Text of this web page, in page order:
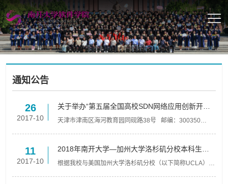
通知公告
26
2017-10
关于举办“第五届全国高校SDN网络应用创新开发
大赛”的通知
天津市津南区海河教育园同砚路38号 邮编：300350
计算...
11
2017-10
2018年南开大学—加州大学洛杉矶分校本科生暑
期研修项目遴选通知
根据我校与美国加州大学洛杉矶分校（以下简称UCLA）本